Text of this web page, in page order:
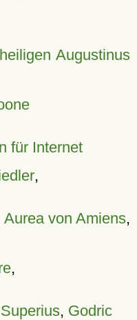
Augustinus
für Internet
,
Aurea von Amiens,
,
, Godric